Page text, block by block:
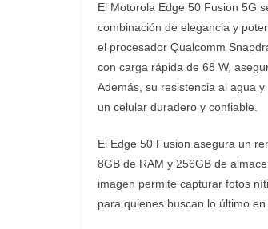
El Motorola Edge 50 Fusion 5G
combinación de elegancia y
el procesador Qualcomm
con carga rápida de 68 W,
Además, su resistencia al agua
un celular duradero y confiable.
El Edge 50 Fusion asegura un
8GB de RAM y 256GB de
imagen permite capturar fotos
para quienes buscan lo último